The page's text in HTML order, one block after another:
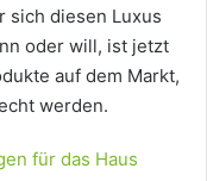
sich diesen Luxus
oder will, ist jetzt
auf dem Markt,
werden.
für das Haus